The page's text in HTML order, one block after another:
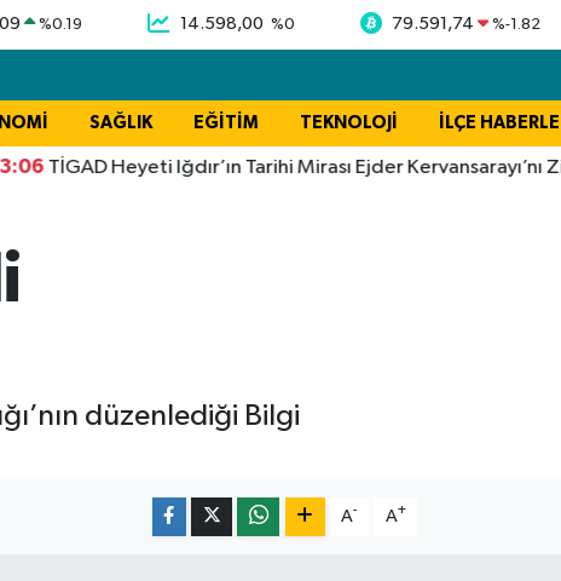
%0.19 14.598,00 %0 79.591,74 %-1.82
SAĞLIK EĞİTİM TEKNOLOJİ İLÇE
TİGAD Heyeti Iğdır’ın Tarihi Mirası Ejder Kervansarayı’nı
düzenlediği Bilgi
A- A+